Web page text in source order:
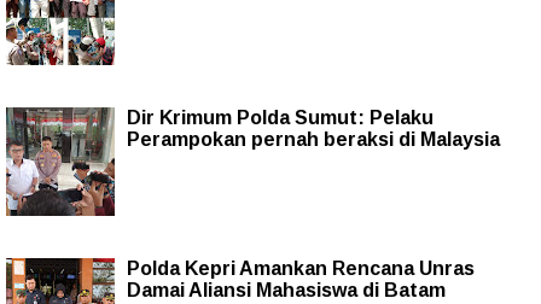
Dir Krimum Polda Sumut: Pelaku
Perampokan pernah beraksi di Malaysia
Polda Kepri Amankan Rencana Unras
Damai Aliansi Mahasiswa di Batam